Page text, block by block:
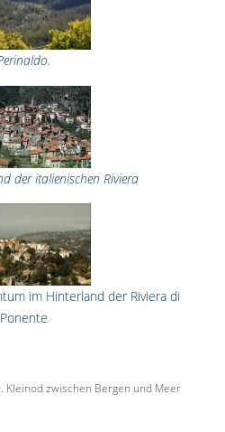
der italienischen Riviera
im Hinterland der Riviera di
Ponente
Kleinod zwischen Bergen und Meer